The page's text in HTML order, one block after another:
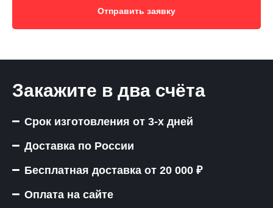
Отправить заявку
Закажите в два счёта
Срок изготовления от 3-х дней
Доставка по России
Бесплатная доставка от 20 000 ₽
Оплата на сайте